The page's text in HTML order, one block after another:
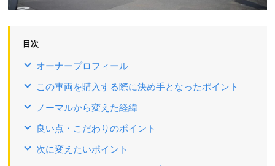
目次
オーナープロフィール
この車両を購入する際に決め手となったポイント
ノーマルから変えた経緯
良い点・こだわりのポイント
次に変えたいポイント